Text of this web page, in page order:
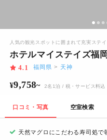
人気の観光スポットに囲まれて充実ステイ
ホテルマイステイズ福
4.1 福岡県 > 天神
¥9,758~ 2名 1泊 / 税・サービス料込
口コミ・写真 空室検索
天然マグロにこだわる寿司処で